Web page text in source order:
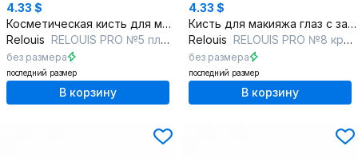
4.33 $
Косметическая кисть для макияжа, натуральный ворс
Relouis RELOUIS PRO №5 плоская для теней
без размера
последний размер
В корзину
4.33 $
Кисть для макияжа глаз с заостренным кончиком
Relouis RELOUIS PRO №8 круглая для теней
без размера
последний размер
В корзину